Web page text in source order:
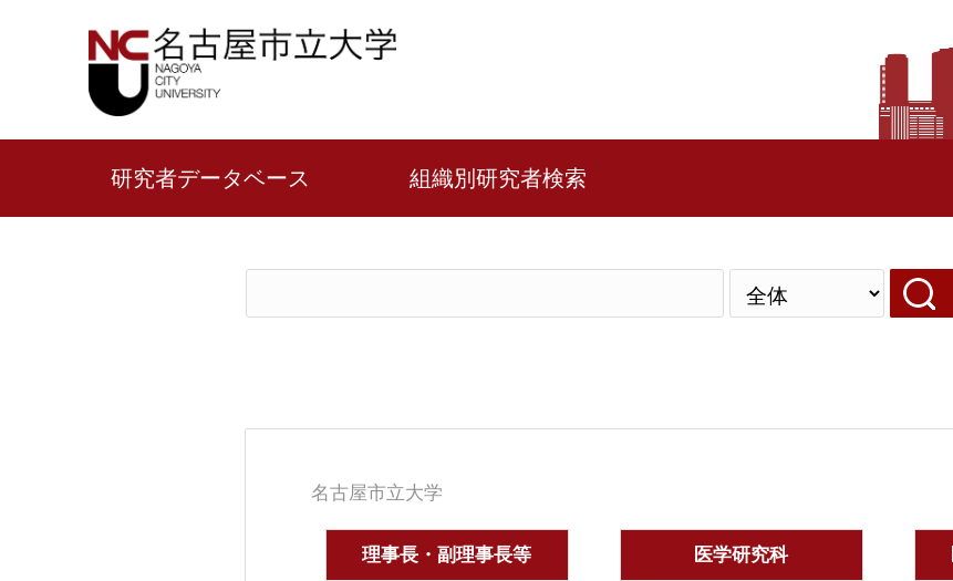
研究者データベース 組織別研究者検索
名古屋市立大学
理事長・副理事長等 医学研究科